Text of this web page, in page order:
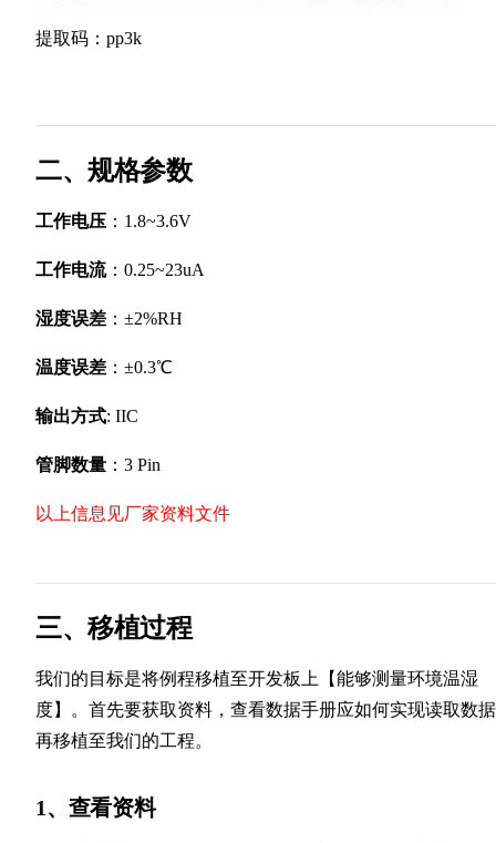
提取码：pp3k
二、规格参数
工作电压 ：1.8~3.6V
工作电流：0.25~23uA
湿度误差 ：±2%RH
温度误差 ：±0.3℃
输出方式: IIC
管脚数量 ：3 Pin
以上信息见厂家资料文件
三、移植过程
我们的目标是将例程移植至开发板上【能够测量环境温湿
度】。首先要获取资料，查看数据手册应如何实现读取数
再移植至我们的工程。
1、查看资料